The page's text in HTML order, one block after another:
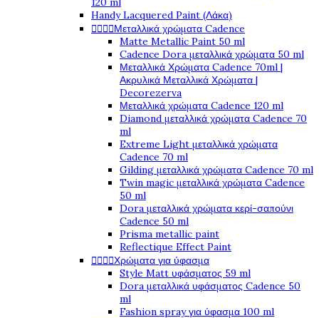
Handy Lacquered Paint (Λάκα)
Μεταλλικά χρώματα Cadence
Matte Metallic Paint 50 ml
Cadence Dora μεταλλικά χρώματα 50 ml
Μεταλλικά Χρώματα Cadence 70ml |
Ακρυλικά Μεταλλικά Χρώματα |
Decorezerva
Μεταλλικά χρώματα Cadence 120 ml
Diamond μεταλλικά χρώματα Cadence 70
ml
Extreme Light μεταλλικά χρώματα
Cadence 70 ml
Gilding μεταλλικά χρώματα Cadence 70 ml
Twin magic μεταλλικά χρώματα Cadence
50 ml
Dora μεταλλικά χρώματα κερί-σαπούνι
Cadence 50 ml
Prisma metallic paint
Reflectique Effect Paint
Χρώματα για ύφασμα
Style Matt υφάσματος 59 ml
Dora μεταλλικά υφάσματος Cadence 50
ml
Fashion spray για ύφασμα 100 ml